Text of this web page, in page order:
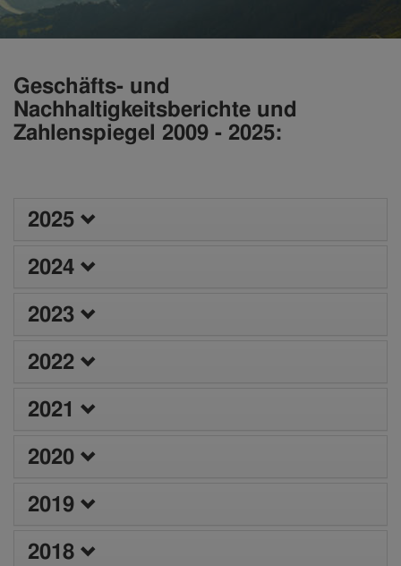
Geschäfts- und
Nachhaltigkeitsberichte und
Zahlenspiegel 2009 - 2025:
2025
2024
2023
2022
2021
2020
2019
2018